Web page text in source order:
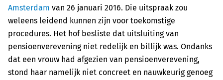
Amsterdam van 26 januari 2016. Die uitspraak zou
weleens leidend kunnen zijn voor toekomstige
procedures. Het hof besliste dat uitsluiting van
pensioenverevening niet redelijk en billijk was. Ondanks
dat een vrouw had afgezien van pensioenverevening,
stond haar namelijk niet concreet en nauwkeurig genoeg